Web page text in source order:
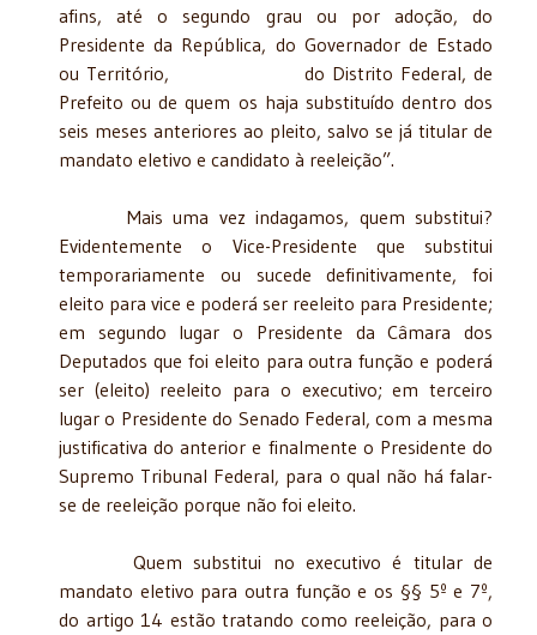
afins, até o segundo grau ou por adoção, do
Presidente da República, do Governador de Estado
ou Território, do Distrito Federal, de
Prefeito ou de quem os haja substituído dentro dos
seis meses anteriores ao pleito, salvo se já titular de
mandato eletivo e candidato à reeleição”.
Mais uma vez indagamos, quem substitui?
Evidentemente o Vice-Presidente que substitui
temporariamente ou sucede definitivamente, foi
eleito para vice e poderá ser reeleito para Presidente;
em segundo lugar o Presidente da Câmara dos
Deputados que foi eleito para outra função e poderá
ser (eleito) reeleito para o executivo; em terceiro
lugar o Presidente do Senado Federal, com a mesma
justificativa do anterior e finalmente o Presidente do
Supremo Tribunal Federal, para o qual não há falar-
se de reeleição porque não foi eleito.
Quem substitui no executivo é titular de
mandato eletivo para outra função e os §§ 5º e 7º,
do artigo 14 estão tratando como reeleição, para o